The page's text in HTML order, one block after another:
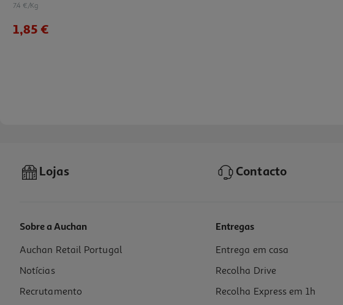
7.4 €/Kg
1,85 €
Gomas Auchan Horror Mix 250g
7.4 €/Kg
1,85 €
Lojas Contacto
Sobre a Auchan
Auchan Retail Portugal
Notícias
Recrutamento
Entregas
Entrega em casa
Recolha Drive
Recolha Express em 1h